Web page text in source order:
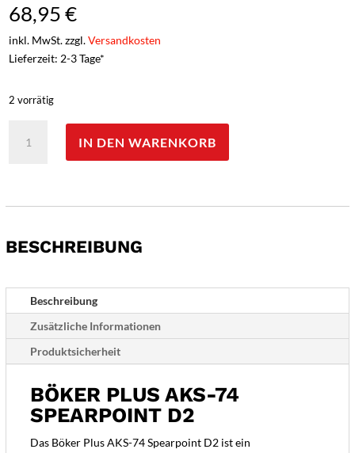
68,95€
inkl. MwSt. zzgl.Versandkosten
Lieferzeit: 2-3 Tage*
2 vorrätig
Plus
Menge
IN DEN WARENKORB
BESCHREIBUNG
Beschreibung
Zusätzliche Informationen
Produktsicherheit
BÖKER PLUS AKS-74
SPEARPOINT D2
Das Böker Plus AKS-74 Spearpoint D2 ist ein